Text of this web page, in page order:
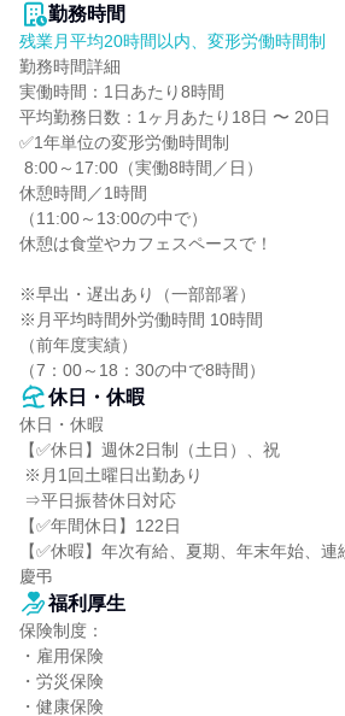
勤務時間
残業月平均20時間以内、変形労働時間制
勤務時間詳細
実働時間：1日あたり8時間
平均勤務日数：1ヶ月あたり18日 〜 20日
✅1年単位の変形労働時間制
休憩時間／1時間
（11:00～13:00の中で）
休憩は食堂やカフェスペースで！
※早出・遅出あり（一部部署）
※月平均時間外労働時間 10時間
（前年度実績）
（7：00～18：30の中で8時間）
休日・休暇
休日・休暇
【✅休日】週休2日制（土日）、祝
【✅年間休日】122日
【✅休暇】年次有給、夏期、年末年始、連
慶弔
福利厚生
保険制度：
・雇用保険
・労災保険
・健康保険